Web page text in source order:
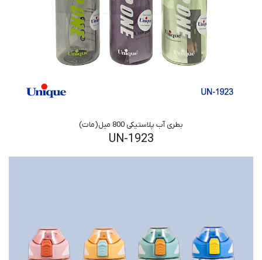
بطری آب پلاستیکی 800 میل(مات)
UN-1923